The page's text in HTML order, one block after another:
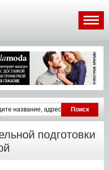
подготовки